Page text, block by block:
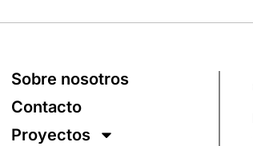
Sobre nosotros
Contacto
Proyectos